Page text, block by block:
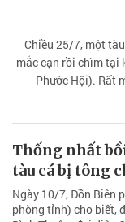
Chiều 25/7, một
mắc cạn rồi chìm tại
Phước Hội). Rất
Thống nhất
tàu cá bị tông
Ngày 10/7, Đồn Biên
phòng tỉnh) cho biết,